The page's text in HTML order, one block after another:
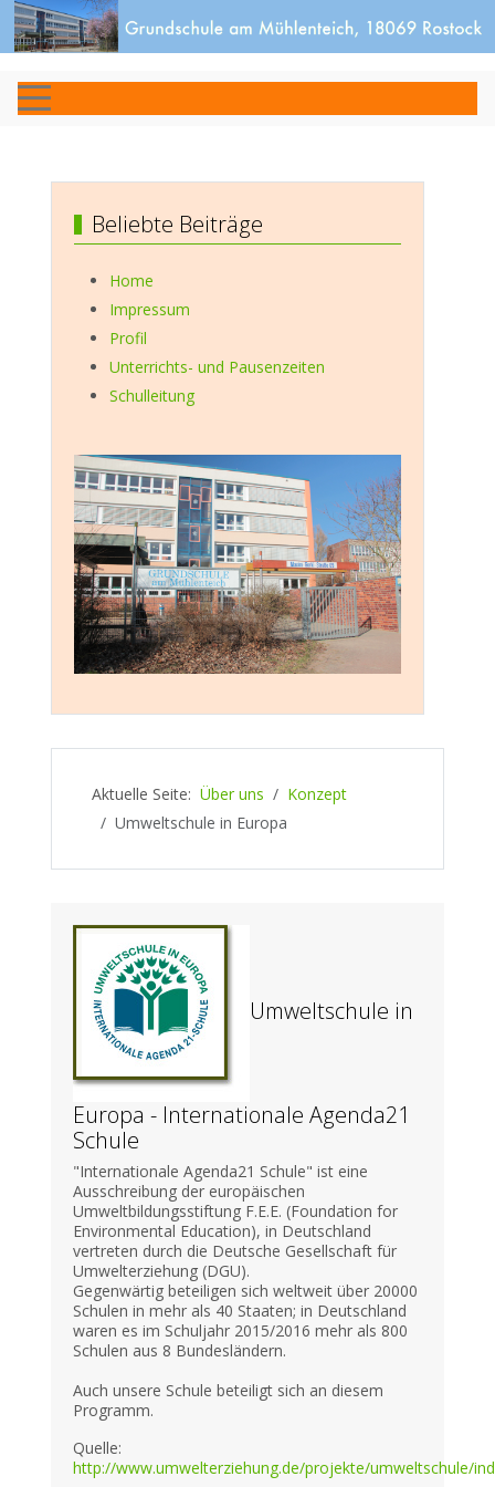
Beliebte Beiträge
Home
Impressum
Profil
Unterrichts- und Pausenzeiten
Schulleitung
Aktuelle Seite: Über uns
Konzept
Umweltschule in Europa
Umweltschule in
Europa - Internationale Agenda21
Schule
"Internationale Agenda21 Schule" ist eine
Ausschreibung der europäischen
Umweltbildungsstiftung F.E.E. (Foundation for
Environmental Education), in Deutschland
vertreten durch die Deutsche Gesellschaft für
Umwelterziehung (DGU).
Gegenwärtig beteiligen sich weltweit über 20000
Schulen in mehr als 40 Staaten; in Deutschland
waren es im Schuljahr 2015/2016 mehr als 800
Schulen aus 8 Bundesländern.
Auch unsere Schule beteiligt sich an diesem
Programm.
Quelle:
http://www.umwelterziehung.de/projekte/umweltschule/